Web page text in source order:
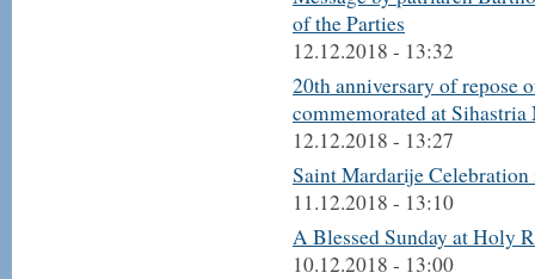
of the Parties
12.12.2018 - 13:32
20th anniversary of repose
commemorated at Sihastria
12.12.2018 - 13:27
Saint Mardarije
11.12.2018 - 13:10
A Blessed Sunday at Holy
10.12.2018 - 13:00